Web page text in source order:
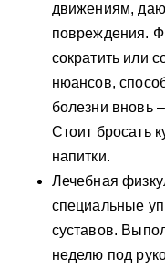
движениям,
повреждения.
сократить или
нюансов,
болезни вновь
Стоит бросать
напитки.
Лечебная
специальные
суставов.
неделю под